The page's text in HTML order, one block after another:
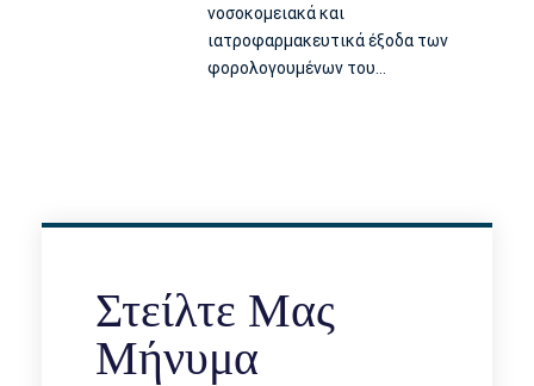
νοσοκομειακά και
ιατροφαρμακευτικά έξοδα των
φορολογουμένων του…
Στείλτε Μας
Μήνυμα